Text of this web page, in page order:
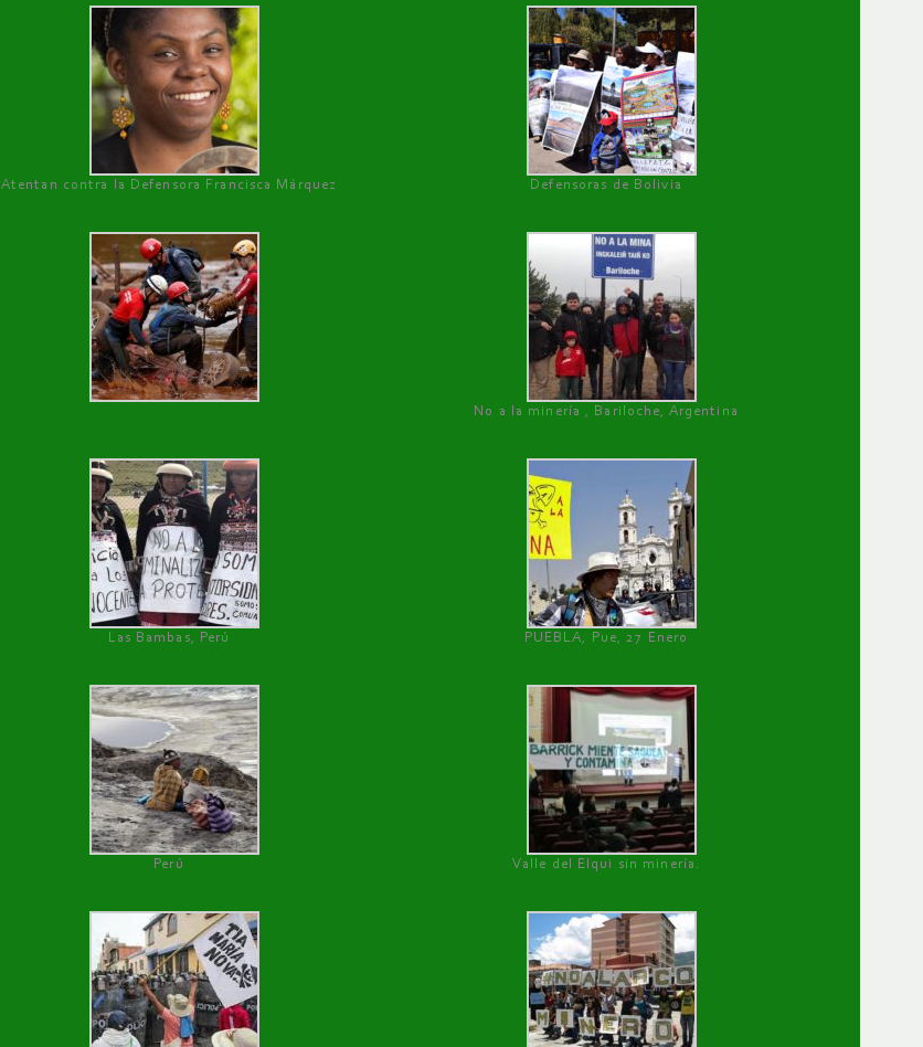
Atentan contra la Defensora Francisca Márquez Defensoras de Bolivia
No a la minería , Bariloche, Argentina
Las Bambas, Perú PUEBLA, Pue, 27 Enero
Perú Valle del Elqui sin minería.